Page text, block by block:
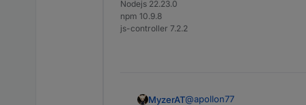
Nodejs 22.23.0
npm 10.9.8
js-controller 7.2.2
MyzerAT@apollon77